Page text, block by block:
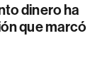
dinero ha
que marcó